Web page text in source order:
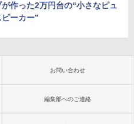
作った2万円台の“小さなピュ
ーカー”
お問い合わせ
編集部へのご連絡